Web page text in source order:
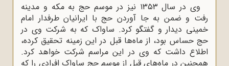
وی در سال ۱۳۵۳ نیز در موسم حج به مکه و مدینه
رفت و ضمن به جا آوردن حج با ایرانیان طرفدار امام
خمینی دیدار و گفتگو کرد. ساواک که به شرکت وی در
حج حساس بود، از ماه‌ها قبل در این زمینه تحقیق کرده،
اطلاع داشت که وی در این مراسم شرکت خواهد کرد.
همچنین در ماه‌های قبل از موسم حج ساواک افرادی را که